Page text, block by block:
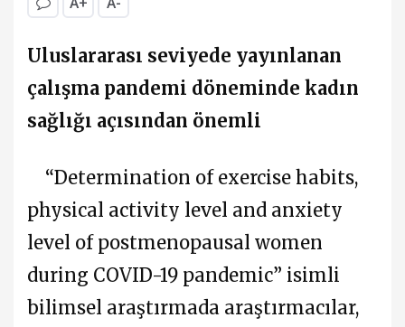
Uluslararası seviyede yayınlanan
çalışma pandemi döneminde kadın
sağlığı açısından önemli
“Determination of exercise habits,
physical activity level and anxiety
level of postmenopausal women
during COVID-19 pandemic” isimli
bilimsel araştırmada araştırmacılar,